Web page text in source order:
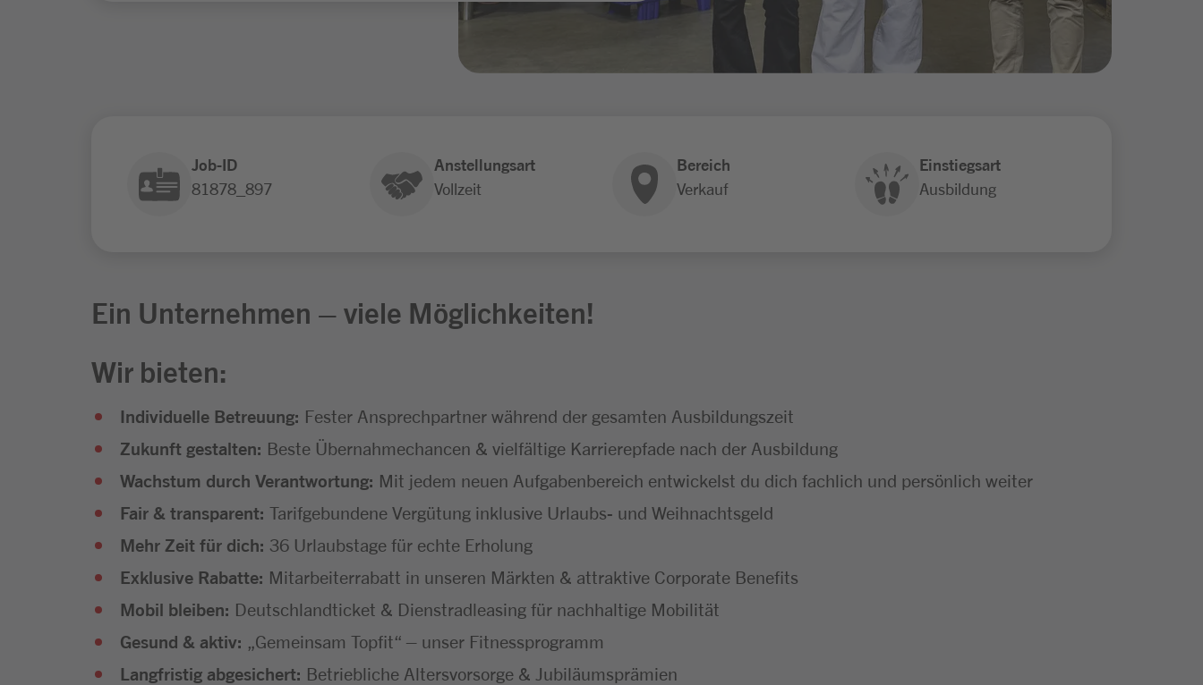
Job-ID
81878_897
Anstellungsart
Vollzeit
Bereich
Verkauf
Einstiegsart
Ausbildung
Ein Unternehmen – viele Möglichkeiten!
Wir bieten:
Individuelle Betreuung: Fester Ansprechpartner während der gesamten Ausbildungszeit
Zukunft gestalten: Beste Übernahmechancen & vielfältige Karrierepfade nach der Ausbildung
Wachstum durch Verantwortung: Mit jedem neuen Aufgabenbereich entwickelst du dich fachlich und persönlich weiter
Fair & transparent: Tarifgebundene Vergütung inklusive Urlaubs- und Weihnachtsgeld
Mehr Zeit für dich: 36 Urlaubstage für echte Erholung
Exklusive Rabatte: Mitarbeiterrabatt in unseren Märkten & attraktive Corporate Benefits
Mobil bleiben: Deutschlandticket & Dienstradleasing für nachhaltige Mobilität
Gesund & aktiv: „Gemeinsam Topfit“ – unser Fitnessprogramm
Langfristig abgesichert: Betriebliche Altersvorsorge & Jubiläumsprämien